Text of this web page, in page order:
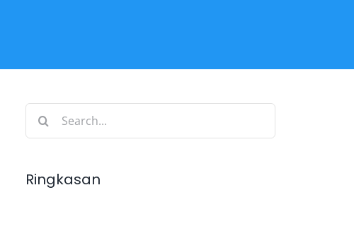
Search
Ringkasan